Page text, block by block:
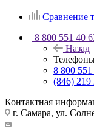
Сравнение
8 800 551 40
Назад
8 800
(846) 219
Контактная
г. Самара, ул.